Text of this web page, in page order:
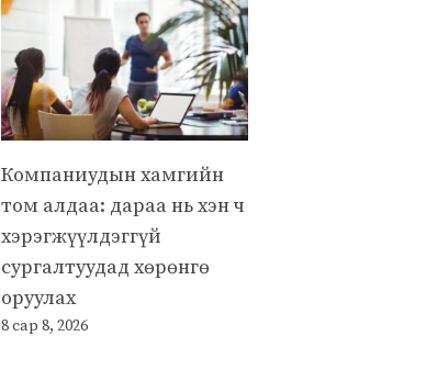
Компаниудын хамгийн
том алдаа: дараа нь хэн ч
хэрэгжүүлдэггүй
сургалтуудад хөрөнгө
оруулах
8 сар 8, 2026